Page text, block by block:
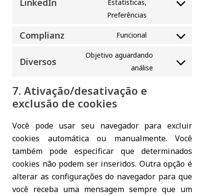
facebook
LinkedIn
Estatísticas,
Preferências
Consent
linkedin
Complianz Funcional
Consent
complianz
Diversos
Objetivo aguardando
análise
Consent
7. Ativação/desativação e
exclusão de cookies
Você pode usar seu navegador para excluir
cookies automática ou manualmente. Você
também pode especificar que determinados
cookies não podem ser inseridos. Outra opção é
alterar as configurações do navegador para que
você receba uma mensagem sempre que um